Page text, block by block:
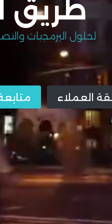
طريق
لحلول البرمجيات
العملاء